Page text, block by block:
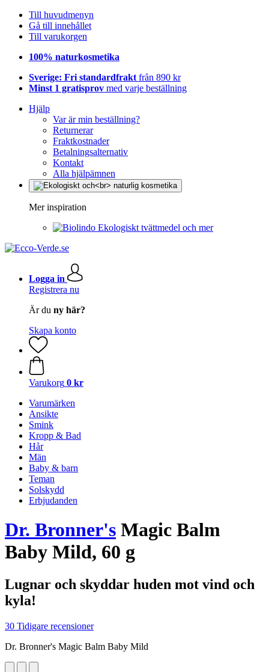
Till huvudmenyn
Gå till innehållet
Till varukorgen
100% naturkosmetika
Sverige: Fri standardfrakt från 890 kr
Minst 1 gratisprov med varje beställning
Hjälp
Var är min beställning?
Returnerar
Fraktkostnader
Betalningsalternativ
Kontakt
Alla hjälpämnen
Mer inspiration
Ekologiskt tvättmedel och mer
Logga in
Registrera nu
Är du ny här?
Skapa konto
Varukorg 0 kr
Varumärken
Ansikte
Smink
Kropp & Bad
Hår
Män
Baby & barn
Teman
Solskydd
Erbjudanden
Dr. Bronner's Magic Balm
Baby Mild, 60 g
Lugnar och skyddar huden mot vind och
kyla!
30 Tidigare recensioner
Dr. Bronner's Magic Balm Baby Mild